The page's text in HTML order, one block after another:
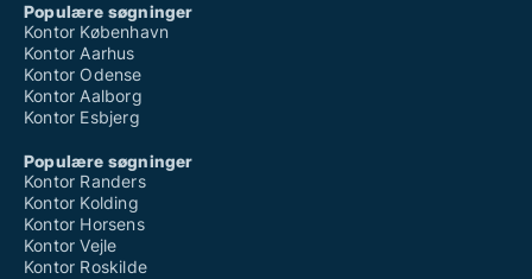
Populære søgninger
Kontor København
Kontor Aarhus
Kontor Odense
Kontor Aalborg
Kontor Esbjerg
Populære søgninger
Kontor Randers
Kontor Kolding
Kontor Horsens
Kontor Vejle
Kontor Roskilde